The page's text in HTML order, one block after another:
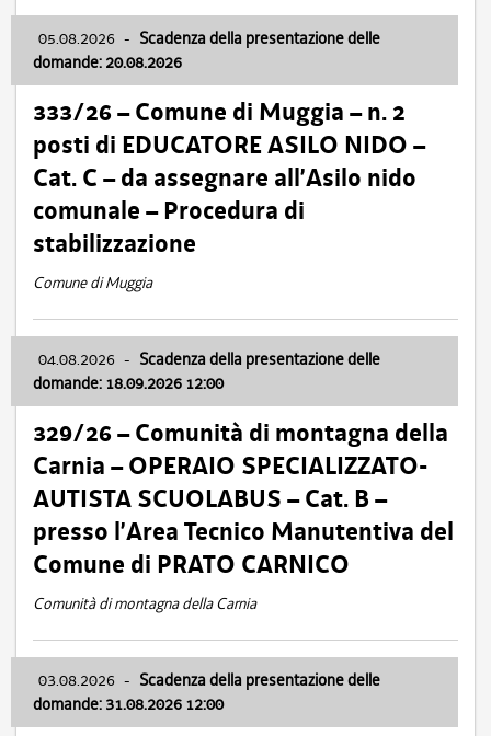
05.08.2026 - Scadenza della presentazione delle
domande: 20.08.2026
333/26 – Comune di Muggia – n. 2
posti di EDUCATORE ASILO NIDO –
Cat. C – da assegnare all’Asilo nido
comunale – Procedura di
stabilizzazione
Comune di Muggia
04.08.2026 - Scadenza della presentazione delle
domande: 18.09.2026 12:00
329/26 – Comunità di montagna della
Carnia – OPERAIO SPECIALIZZATO-
AUTISTA SCUOLABUS – Cat. B –
presso l’Area Tecnico Manutentiva del
Comune di PRATO CARNICO
Comunità di montagna della Carnia
03.08.2026 - Scadenza della presentazione delle
domande: 31.08.2026 12:00